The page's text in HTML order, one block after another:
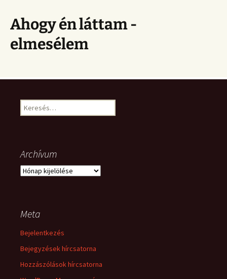
Ahogy én láttam -
elmesélem
Keresés:
Archívum
Archívum
Meta
Bejelentkezés
Bejegyzések hírcsatorna
Hozzászólások hírcsatorna